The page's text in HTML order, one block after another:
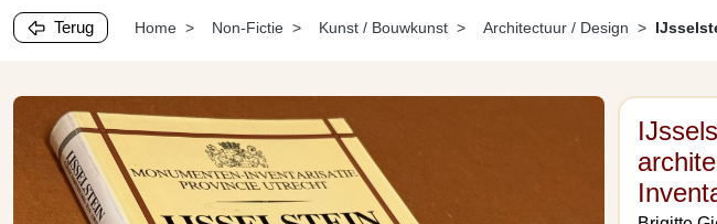
Terug Home Non-Fictie Kunst / Bouwkunst Architectuur / Design